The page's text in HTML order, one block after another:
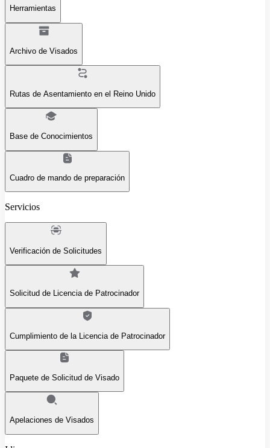
Herramientas
Archivo de Visados
Rutas de Asentamiento en el Reino Unido
Base de Conocimientos
Cuadro de mando de preparación
Servicios
Verificación de Solicitudes
Solicitud de Licencia de Patrocinador
Cumplimiento de la Licencia de Patrocinador
Paquete de Solicitud de Visado
Apelaciones de Visados